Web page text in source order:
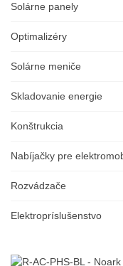
Solárne panely
Optimalizéry
Solárne meniče
Skladovanie energie
Konštrukcia
Nabíjačky pre
Rozvádzače
Elektropríslušenstvo